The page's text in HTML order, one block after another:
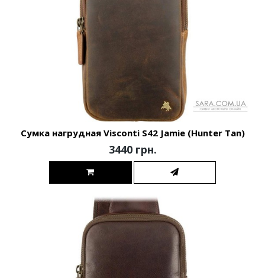
Сумка нагрудная Visconti S42 Jamie (Hunter Tan)
3440 грн.